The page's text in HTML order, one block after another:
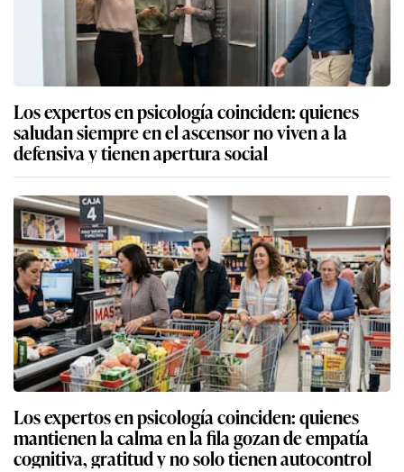
Los expertos en psicología coinciden: quienes
saludan siempre en el ascensor no viven a la
defensiva y tienen apertura social
Los expertos en psicología coinciden: quienes
mantienen la calma en la fila gozan de empatía
cognitiva, gratitud y no solo tienen autocontrol